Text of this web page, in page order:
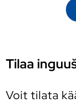
Tilaa
Voit tilata